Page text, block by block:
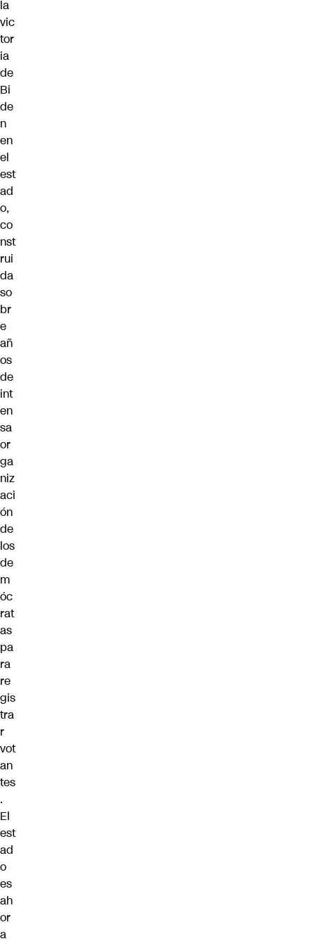
la
vic
tor
ia
de
Bi
de
n
en
el
est
ad
o,
co
nst
rui
da
so
br
e
añ
os
de
int
en
sa
or
ga
niz
aci
ón
de
los
de
m
óc
rat
as
pa
ra
re
gis
tra
r
vot
an
tes
.
El
est
ad
o
es
ah
or
a